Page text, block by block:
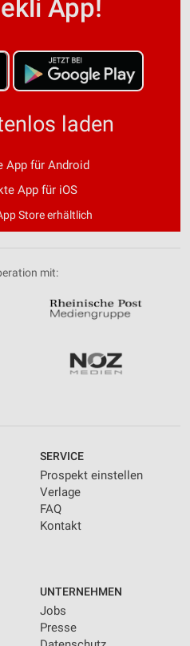
App!
laden
App für Android
App für iOS
Store erhältlich
mit:
SERVICE
Prospekt einstellen
Verlage
FAQ
Kontakt
UNTERNEHMEN
Jobs
Presse